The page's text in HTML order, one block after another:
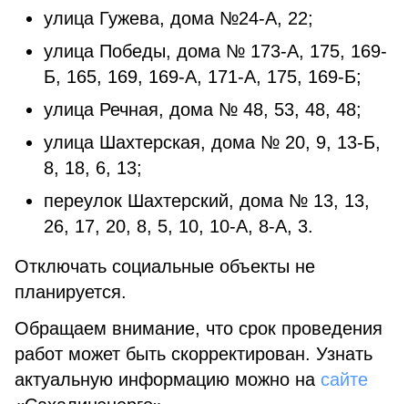
улица Гужева, дома №24-А, 22;
улица Победы, дома № 173-А, 175, 169-
Б, 165, 169, 169-А, 171-А, 175, 169-Б;
улица Речная, дома № 48, 53, 48, 48;
улица Шахтерская, дома № 20, 9, 13-Б,
8, 18, 6, 13;
переулок Шахтерский, дома № 13, 13,
26, 17, 20, 8, 5, 10, 10-А, 8-А, 3.
Отключать социальные объекты не
планируется.
Обращаем внимание, что срок проведения
работ может быть скорректирован. Узнать
актуальную информацию можно на сайте